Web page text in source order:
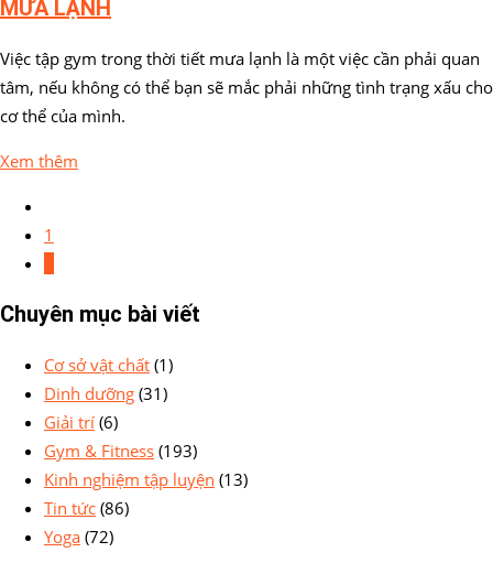
MƯA LẠNH
Việc tập gym trong thời tiết mưa lạnh là một việc cần phải quan
tâm, nếu không có thể bạn sẽ mắc phải những tình trạng xấu cho
cơ thể của mình.
Xem thêm
1
Chuyên mục bài viết
Cơ sở vật chất (1)
Dinh dưỡng (31)
Giải trí (6)
Gym & Fitness (193)
Kinh nghiệm tập luyện (13)
Tin tức (86)
Yoga (72)